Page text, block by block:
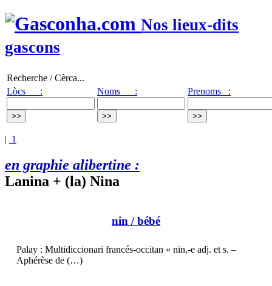
Nos lieux-dits
gascons
Recherche / Cèrca...
Lòcs :
Noms : Prenoms :
| 1
en graphie alibertine :
Lanina + (la) Nina
nin / bébé
Palay : Multidiccionari francés-occitan « nin,-e adj. et s. –
Aphérèse de (…)